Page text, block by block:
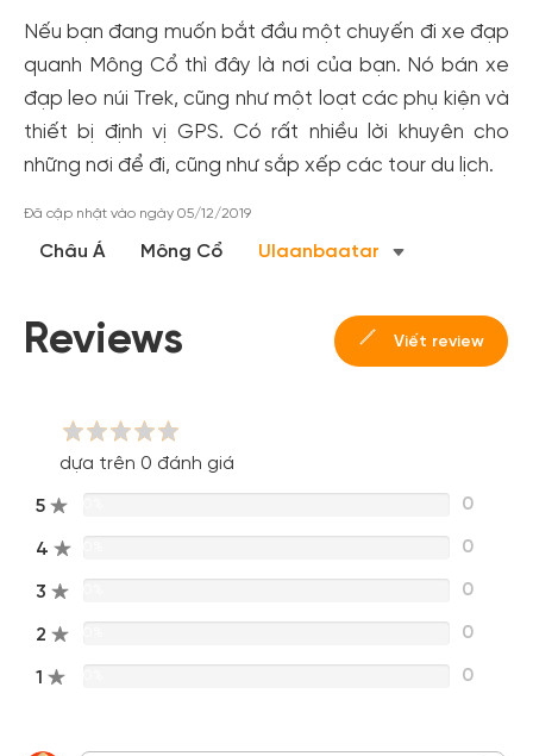
Nếu bạn đang muốn bắt đầu một chuyến đi xe đạp
quanh Mông Cổ thì đây là nơi của bạn. Nó bán xe
đạp leo núi Trek, cũng như một loạt các phụ kiện và
thiết bị định vị GPS. Có rất nhiều lời khuyên cho
những nơi để đi, cũng như sắp xếp các tour du lịch.
Đã cập nhật vào ngày 05/12/2019
Châu Á Mông Cổ Ulaanbaatar
Reviews Viết review
dựa trên 0 đánh giá
5 0
4 0
3 0
2 0
1 0
Tạo tài khoản để có thể nhận ngay các ưu đãi
Đăng nhập Facebook